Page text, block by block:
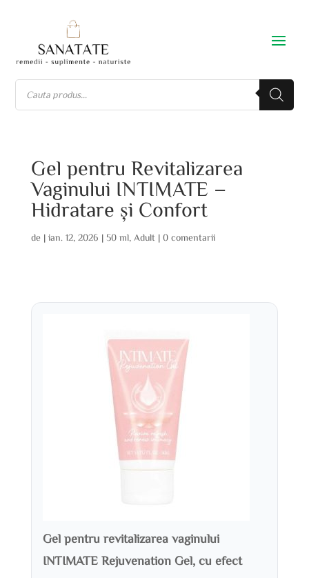
Gel pentru Revitalizarea
Vaginului INTIMATE –
Hidratare și Confort
de | ian. 12, 2026 | 50 ml, Adult | 0 comentarii
Gel pentru revitalizarea vaginului
INTIMATE Rejuvenation Gel, cu efect